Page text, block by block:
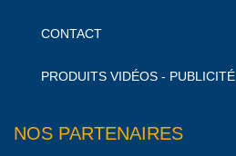
CONTACT
PRODUITS VIDÉOS - PUBLICITÉ
NOS PARTENAIRES